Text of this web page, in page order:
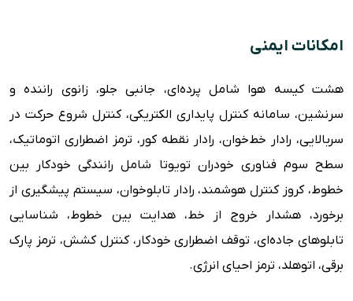
امکانات ایمنی
هشت کیسه هوا شامل پرده‌ای، جانبی جلو، زانوی راننده و
سرنشین، سامانه کنترل پایداری الکتریکی، کنترل شروع حرکت در
سربالایی، رادار خط‌خوان، رادار نقطه کور، ترمز اضطراری اتوماتیک،
سطح سوم فناوری خودران تویوتا شامل رانندگی خودکار بین
خطوط، کروز کنترل هوشمند، رادار تابلوخوان، سیستم پیشگیری از
برخورد، هشدار خروج از خط، هدایت بین خطوط، شناسایی
تابلوهای جاده‌ای، توقف اضطراری خودکار، کنترل کشش، ترمز پارک
برقی، اتوهلد، ترمز احیای انرژی.